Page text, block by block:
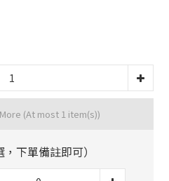
(At most 1 item(s))
下單備註即可）